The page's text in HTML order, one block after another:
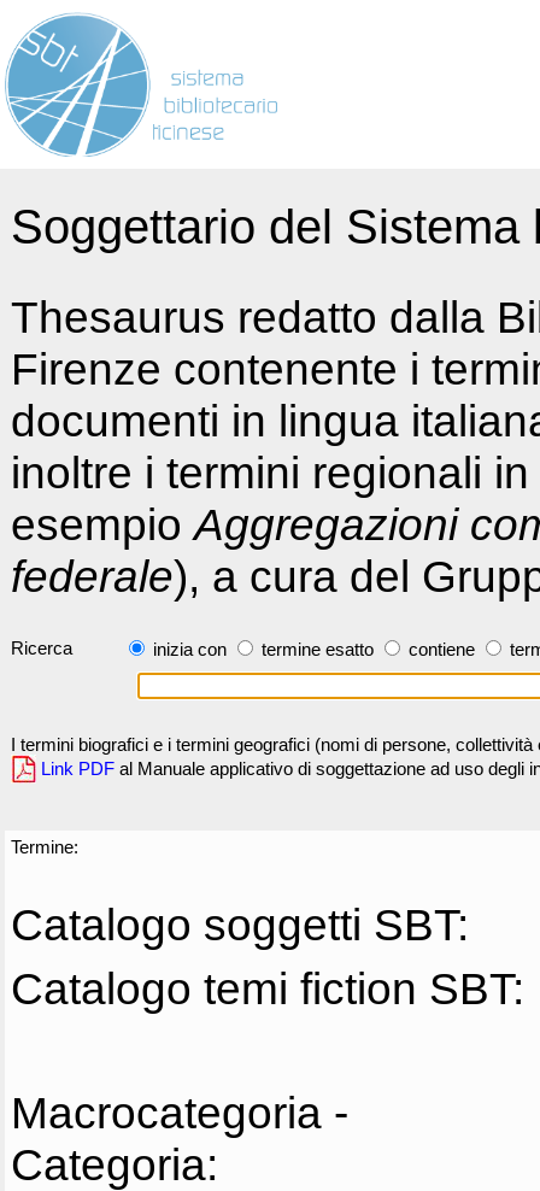
Soggettario del
Thesaurus redatto dalla
Firenze contenente i
documenti in lingua
inoltre i termini regionali
esempioAggregazioni
federale), a cura del
Ricerca inizia con termine esatto contiene
I termini biografici e i termini geografici (nomi di persone,
Link PDF al Manuale applicativo di soggettazione ad uso degli
Termine:
Catalogo soggetti SBT:
Catalogo temi fiction SBT:
Macrocategoria -
Categoria: